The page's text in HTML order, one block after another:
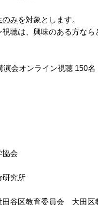
のみを対象とします。
、興味のある方なら
演会オンライン視聴 150名
協会
研究所
田谷区教育委員会 大田区